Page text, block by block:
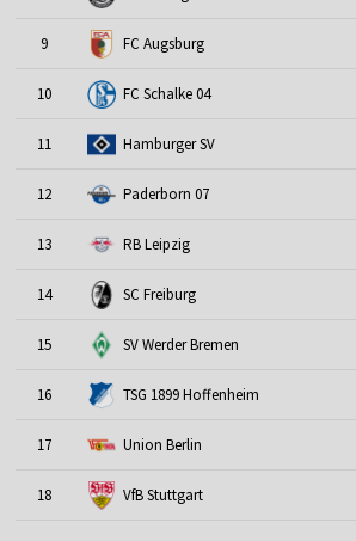
9 FC Augsburg
10 FC Schalke 04
11 Hamburger SV
12 Paderborn 07
13 RB Leipzig
14 SC Freiburg
15 SV Werder Bremen
16 TSG 1899 Hoffenheim
17 Union Berlin
18 VfB Stuttgart